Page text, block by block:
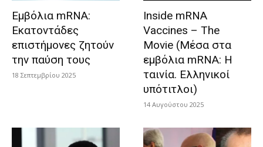
Εμβόλια mRNA:
Εκατοντάδες
επιστήμονες ζητούν
την παύση τους
18 Σεπτεμβρίου 2025
Inside mRNA
Vaccines – The
Movie (Μέσα στα
εμβόλια mRNA: Η
ταινία. Ελληνικοί
υπότιτλοι)
14 Αυγούστου 2025